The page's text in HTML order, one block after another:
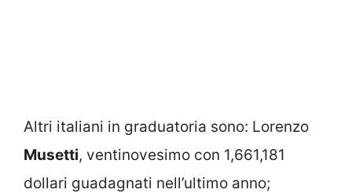
Altri italiani in graduatoria sono: Lorenzo
Musetti, ventinovesimo con 1,661,181
dollari guadagnati nell’ultimo anno;